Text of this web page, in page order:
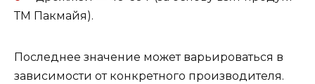
ТМ Пакмайя).
Последнее значение может варьироваться в
зависимости от конкретного производителя.